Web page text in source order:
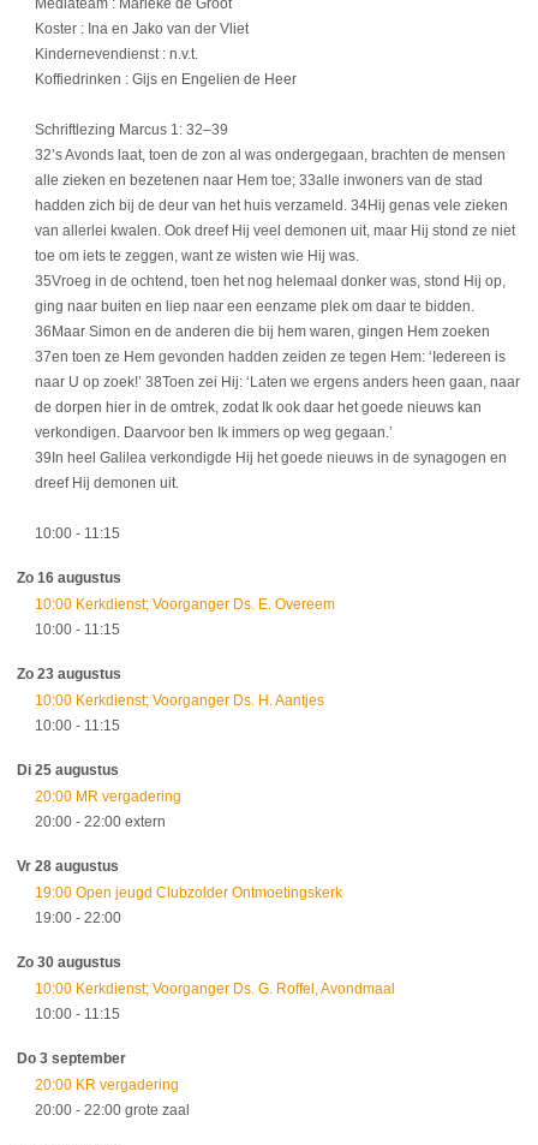
Mediateam : Marieke de Groot
Koster : Ina en Jako van der Vliet
Kindernevendienst : n.v.t.
Koffiedrinken : Gijs en Engelien de Heer
Schriftlezing Marcus 1: 32–39
32’s Avonds laat, toen de zon al was ondergegaan, brachten de mensen
alle zieken en bezetenen naar Hem toe; 33alle inwoners van de stad
hadden zich bij de deur van het huis verzameld. 34Hij genas vele zieken
van allerlei kwalen. Ook dreef Hij veel demonen uit, maar Hij stond ze niet
toe om iets te zeggen, want ze wisten wie Hij was.
35Vroeg in de ochtend, toen het nog helemaal donker was, stond Hij op,
ging naar buiten en liep naar een eenzame plek om daar te bidden.
36Maar Simon en de anderen die bij hem waren, gingen Hem zoeken
37en toen ze Hem gevonden hadden zeiden ze tegen Hem: ‘Iedereen is
naar U op zoek!’ 38Toen zei Hij: ‘Laten we ergens anders heen gaan, naar
de dorpen hier in de omtrek, zodat Ik ook daar het goede nieuws kan
verkondigen. Daarvoor ben Ik immers op weg gegaan.’
39In heel Galilea verkondigde Hij het goede nieuws in de synagogen en
dreef Hij demonen uit.
10:00 - 11:15
Zo 16 augustus
10:00 Kerkdienst; Voorganger Ds. E. Overeem
10:00 - 11:15
Zo 23 augustus
10:00 Kerkdienst; Voorganger Ds. H. Aantjes
10:00 - 11:15
Di 25 augustus
20:00 MR vergadering
20:00 - 22:00 extern
Vr 28 augustus
19:00 Open jeugd Clubzolder Ontmoetingskerk
19:00 - 22:00
Zo 30 augustus
10:00 Kerkdienst; Voorganger Ds. G. Roffel, Avondmaal
10:00 - 11:15
Do 3 september
20:00 KR vergadering
20:00 - 22:00 grote zaal